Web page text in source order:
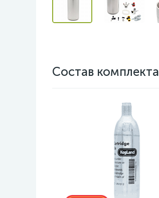
Состав комплекта